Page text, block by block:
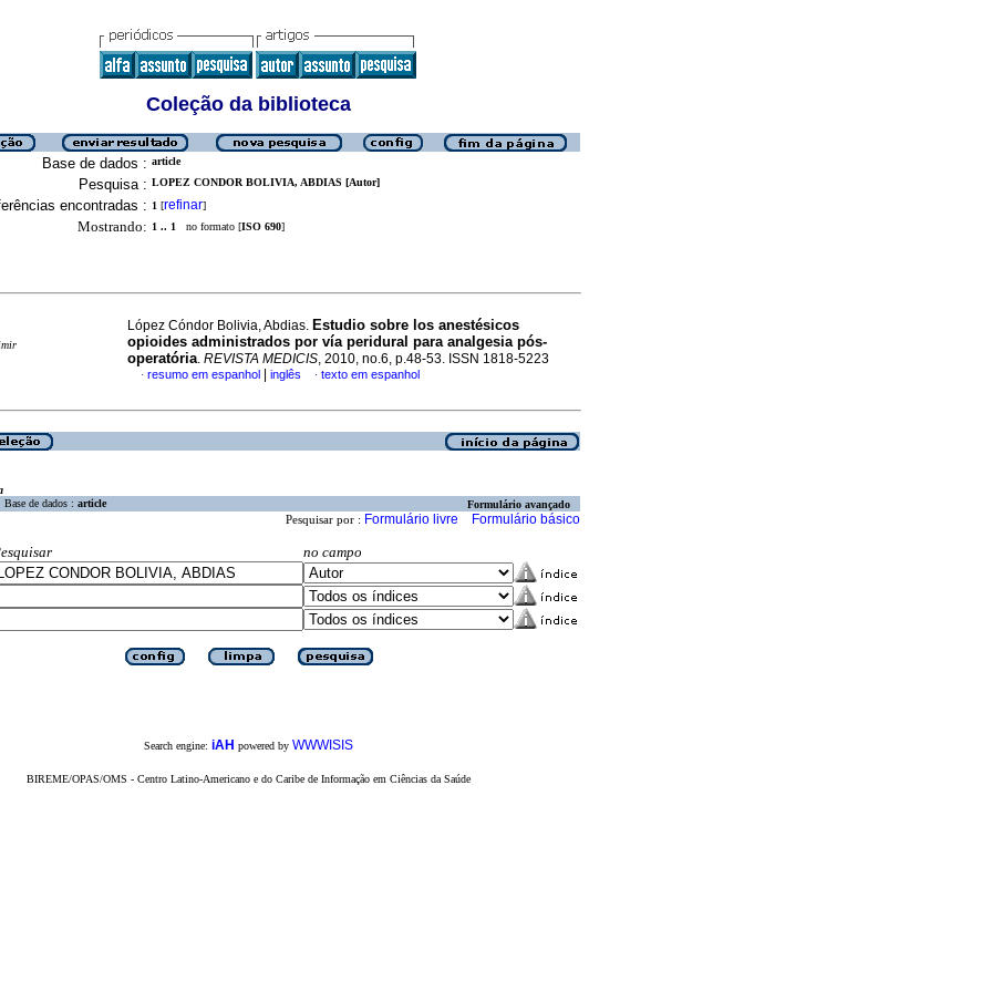
Coleção da biblioteca
Base de dados : article
Pesquisa : LOPEZ CONDOR BOLIVIA, ABDIAS [Autor]
encontradas : 1 [refinar]
Mostrando: 1 .. 1 no formato [ISO 690]
López Cóndor Bolivia, Abdias. Estudio sobre los anestésicos
opioides administrados por vía peridural para analgesia pós-
operatória. REVISTA MEDICIS, 2010, no.6, p.48-53. ISSN 1818-5223
· resumo em espanhol inglês · texto em espanhol
Base de dados : article Formulário avançado
Pesquisar por : Formulário livre Formulário básico
no campo
Search engine: iAH powered by WWWISIS
BIREME/OPAS/OMS - Centro Latino-Americano e do Caribe de Informação em Ciências da Saúde